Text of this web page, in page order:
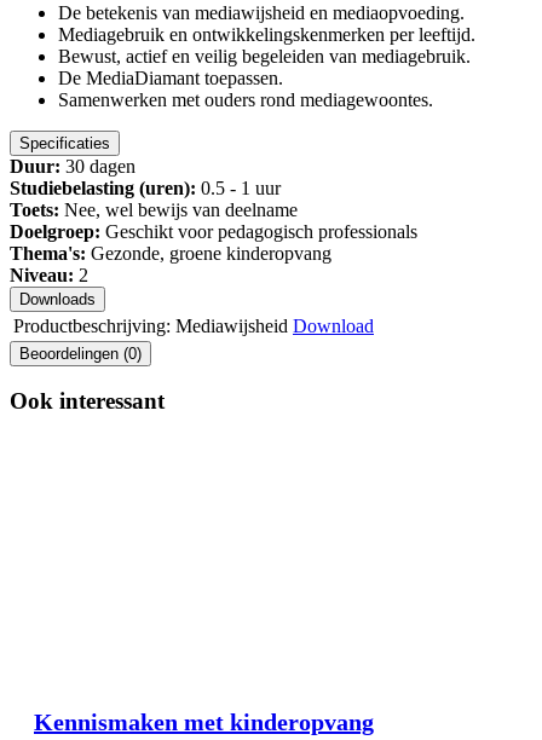
De betekenis van mediawijsheid en mediaopvoeding.
Mediagebruik en ontwikkelingskenmerken per leeftijd.
Bewust, actief en veilig begeleiden van mediagebruik.
De MediaDiamant toepassen.
Samenwerken met ouders rond mediagewoontes.
Specificaties
Duur: 30 dagen
Studiebelasting (uren): 0.5 - 1 uur
Toets: Nee, wel bewijs van deelname
Doelgroep: Geschikt voor pedagogisch professionals
Thema's: Gezonde, groene kinderopvang
Niveau: 2
Downloads
Productbeschrijving: Mediawijsheid Download
Beoordelingen (0)
Ook interessant
Kennismaken met kinderopvang